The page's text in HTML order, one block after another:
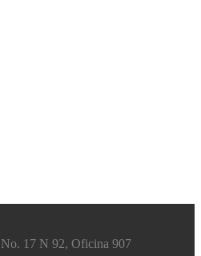
17 N 92, Oficina 907